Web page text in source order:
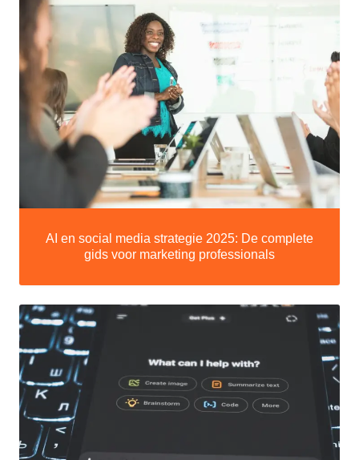
AI en social media strategie 2025: De complete
gids voor marketing professionals